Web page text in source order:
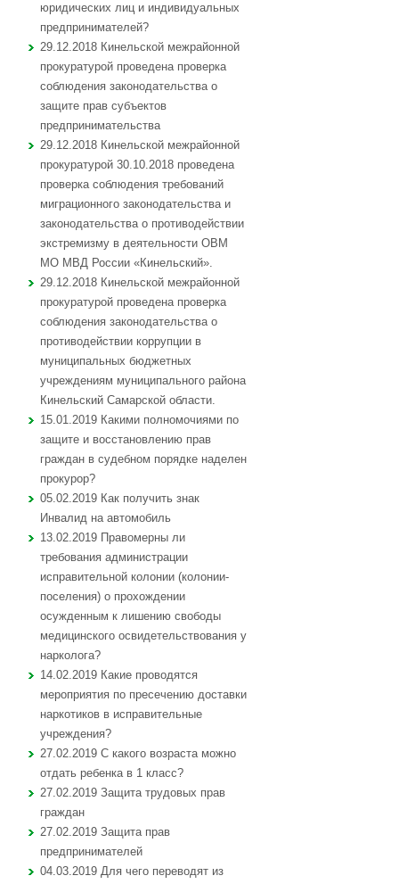
юридических лиц и индивидуальных
предпринимателей?
29.12.2018 Кинельской межрайонной
прокуратурой проведена проверка
соблюдения законодательства о
защите прав субъектов
предпринимательства
29.12.2018 Кинельской межрайонной
прокуратурой 30.10.2018 проведена
проверка соблюдения требований
миграционного законодательства и
законодательства о противодействии
экстремизму в деятельности ОВМ
МО МВД России «Кинельский».
29.12.2018 Кинельской межрайонной
прокуратурой проведена проверка
соблюдения законодательства о
противодействии коррупции в
муниципальных бюджетных
учреждениям муниципального района
Кинельский Самарской области.
15.01.2019 Какими полномочиями по
защите и восстановлению прав
граждан в судебном порядке наделен
прокурор?
05.02.2019 Как получить знак
Инвалид на автомобиль
13.02.2019 Правомерны ли
требования администрации
исправительной колонии (колонии-
поселения) о прохождении
осужденным к лишению свободы
медицинского освидетельствования у
нарколога?
14.02.2019 Какие проводятся
мероприятия по пресечению доставки
наркотиков в исправительные
учреждения?
27.02.2019 С какого возраста можно
отдать ребенка в 1 класс?
27.02.2019 Защита трудовых прав
граждан
27.02.2019 Защита прав
предпринимателей
04.03.2019 Для чего переводят из